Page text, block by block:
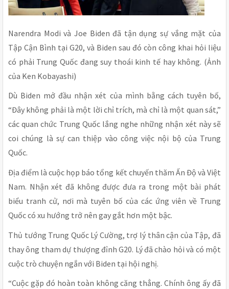
Narendra Modi và Joe Biden đã tận dụng sự vắng mặt của
Tập Cận Bình tại G20, và Biden sau đó còn công khai hỏi liệu
có phải Trung Quốc đang suy thoái kinh tế hay không. (Ảnh
của Ken Kobayashi)
Dù Biden mở đầu nhận xét của mình bằng cách tuyên bố,
“Đây không phải là một lời chỉ trích, mà chỉ là một quan sát,”
các quan chức Trung Quốc lắng nghe những nhận xét này sẽ
coi chúng là sự can thiệp vào công việc nội bộ của Trung
Quốc.
Địa điểm là cuộc họp báo tổng kết chuyến thăm Ấn Độ và Việt
Nam. Nhận xét đã không được đưa ra trong một bài phát
biểu tranh cử, nơi mà tuyên bố của các ứng viên về Trung
Quốc có xu hướng trở nên gay gắt hơn một bậc.
Thủ tướng Trung Quốc Lý Cường, trợ lý thân cận của Tập, đã
thay ông tham dự thượng đỉnh G20. Lý đã chào hỏi và có một
cuộc trò chuyện ngắn với Biden tại hội nghị.
“Cuộc gặp đó hoàn toàn không căng thẳng. Chính ông ấy đã